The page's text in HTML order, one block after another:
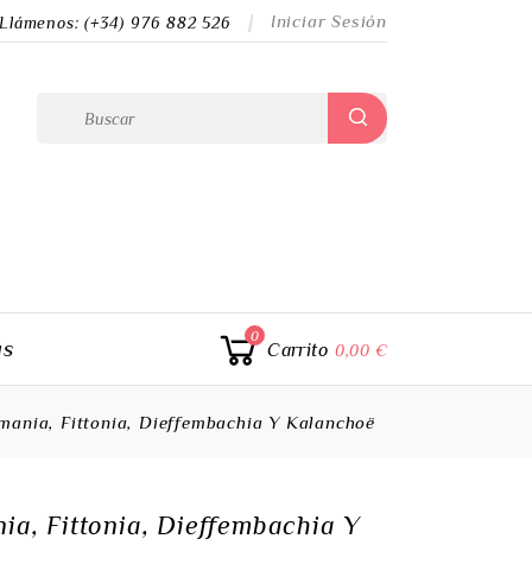
Iniciar Sesión
Llámenos:(+34) 976 882 526
0
Carrito 0,00 €
Fittonia, Dieffembachia Y Kalanchoë
Fittonia, Dieffembachia Y